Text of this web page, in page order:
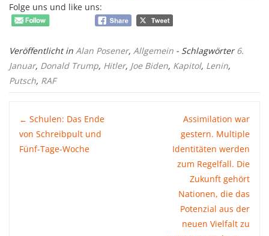
Folge uns und like uns:
Veröffentlicht in Alan Posener, Allgemein - Schlagwörter6.
Januar, Donald Trump, Hitler, Joe Biden, Kapitol, Lenin,
Putsch, RAF
Post
navigation
← Schulen: Das Ende
von Schreibpult und
Fünf-Tage-Woche
Assimilation war
gestern. Multiple
Identitäten werden
zum Regelfall. Die
Zukunft gehört
Nationen, die das
Potenzial aus der
neuen Vielfalt zu